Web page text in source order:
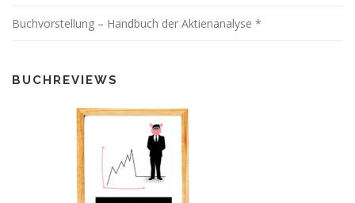
Buchvorstellung – Handbuch der Aktienanalyse *
BUCHREVIEWS